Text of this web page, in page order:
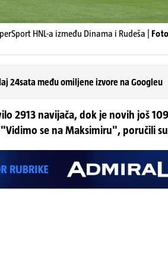
HNL-a između Dinama i Rudeša |
24sata među omiljene izvore na Googleu
2913 navijača, dok je novih još
se na Maksimiru", poručili